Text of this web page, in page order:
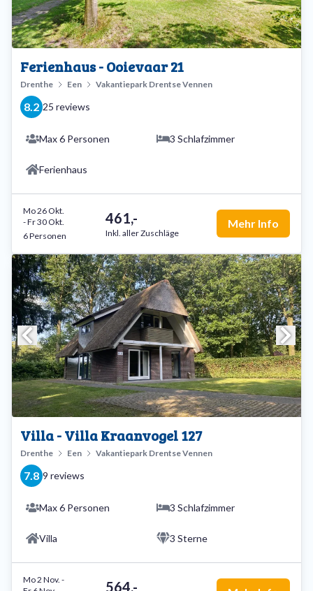
Ferienhaus - Ooievaar 21
Drenthe Een Vakantiepark Drentse Vennen
8.2 25 reviews
Max 6 Personen 3 Schlafzimmer
Ferienhaus
461,-
Inkl. aller Zuschläge
Mo 26 Okt.
-Fr 30 Okt.
6 Personen
Mehr Info
Villa - Villa Kraanvogel 127
Drenthe Een Vakantiepark Drentse Vennen
7.8 9 reviews
Max 6 Personen 3 Schlafzimmer
Villa 3 Sterne
564,-
Mo 2 Nov. -